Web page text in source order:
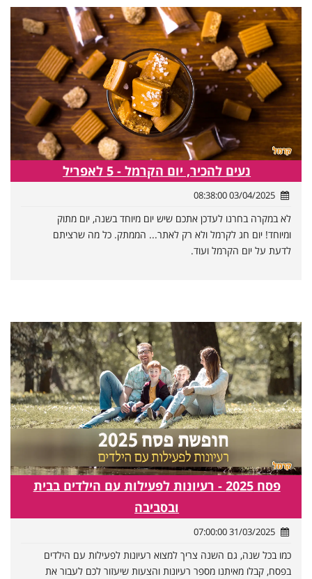
נעים להכיר, יום הקרמל - 5 לאפריל
03/04/2025 08:38:00
לא במקרה בחרנו לעדכן אתכם שיש יום מיוחד בשנה, יום מתוק
ומיוחד! יום חג לקרמל ולא רק לאתר... הממתק. כל מה שרציתם
לדעת על יום הקרמל ועוד.
פסח 2025 - רעיונות לפעילות עם הילדים בבית
ובסביבה
31/03/2025 07:00:00
כמו בכל שנה, גם השנה צריך למצוא רעיונות לפעילות עם הילדים
בפסח, קבלו מאיתנו מספר רעיונות והצעות שיעזור לכם לעבור את